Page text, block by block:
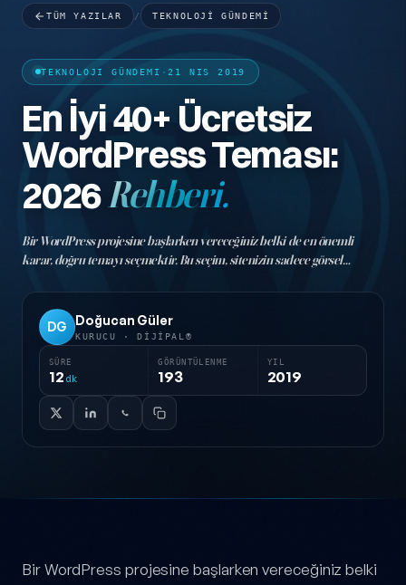
TÜM YAZILAR / TEKNOLOJI GÜNDEMI
TEKNOLOJI GÜNDEMI ·21 NIS 2019
En İyi 40+ Ücretsiz
WordPress Teması:
2026Rehberi.
Bir WordPress projesine başlarken vereceğiniz belki de en önemli
karar, doğru temayı seçmektir. Bu seçim, sitenizin sadece görsel
DG
Doğucan Güler
KURUCU · DIJIPAL®
SÜRE
12 dk
GÖRÜNTÜLENME
193
YIL
2019
En İyi 40+ Ücretsiz WordPress Teması: 2026 Rehberi — yazı
Bir WordPress projesine başlarken vereceğiniz belki